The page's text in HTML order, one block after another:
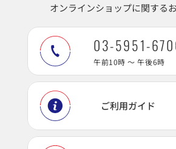
オンラインショップに関する
03-5951-
午前10時 ～ 午後6時
ご利用ガイド